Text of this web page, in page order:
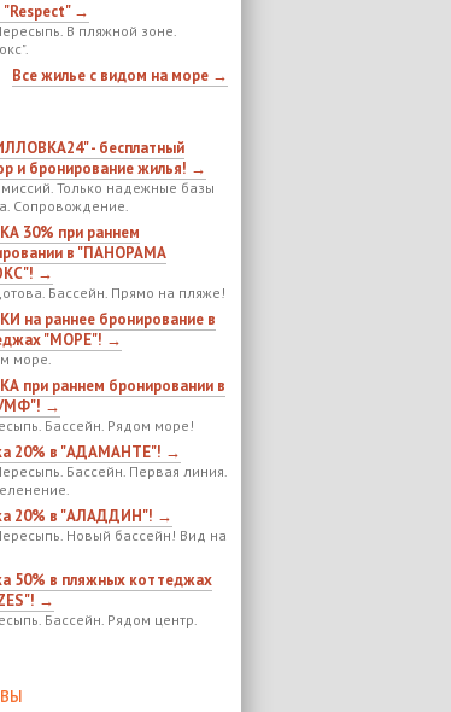
"Respect" →
В пляжной зоне.
Все жилье с видом на море →
- бесплатный
и бронирование жилья! →
Только надежные базы
Сопровождение.
30% при раннем
в "ПАНОРАМА
→
Бассейн. Прямо на пляже!
на раннее бронирование в
"МОРЕ"! →
море.
при раннем бронировании в
→
Бассейн. Рядом море!
20% в "АДАМАНТЕ"! →
Бассейн. Первая линия.
20% в "АЛАДДИН"! →
Новый бассейн! Вид на
50% в пляжных коттеджах
→
Бассейн. Рядом центр.